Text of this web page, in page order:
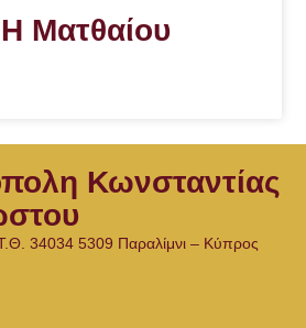
Ματθαίου
Κωνσταντίας
34034 5309 Παραλίμνι – Κύπρος